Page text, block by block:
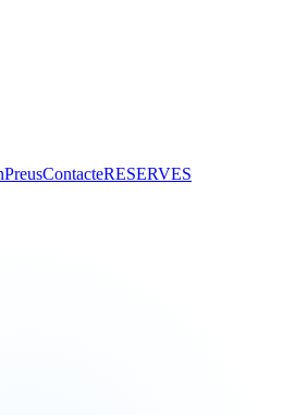
PreusContacteRESERVES